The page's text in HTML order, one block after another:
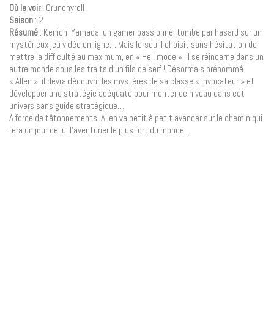
Où le voir: Crunchyroll
Saison : 2
Résumé : Kenichi Yamada, un gamer passionné, tombe par hasard sur un
mystérieux jeu vidéo en ligne… Mais lorsqu’il choisit sans hésitation de
mettre la difficulté au maximum, en « Hell mode », il se réincarne dans un
autre monde sous les traits d’un fils de serf ! Désormais prénommé
« Allen », il devra découvrir les mystères de sa classe « invocateur » et
développer une stratégie adéquate pour monter de niveau dans cet
univers sans guide stratégique…
À force de tâtonnements, Allen va petit à petit avancer sur le chemin qui
fera un jour de lui l’aventurier le plus fort du monde…